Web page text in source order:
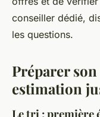
conseiller dédié,
les questions.
Préparer
estimation
Le tri : première